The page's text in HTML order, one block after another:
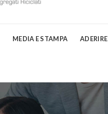
MEDIA E STAMPA ADERIRE